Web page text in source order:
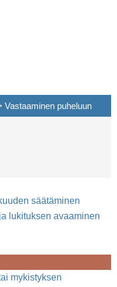
Vastaaminen puheluun
säätäminen
lukituksen avaaminen
mykistyksen